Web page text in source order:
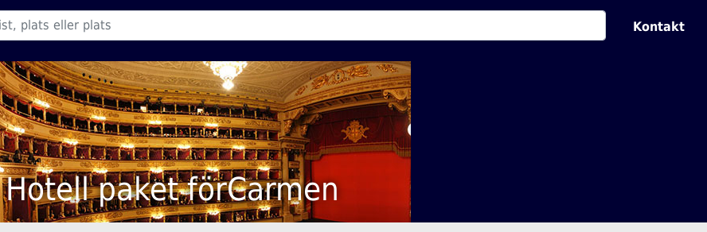
Kontakt
Hotell paket förCarmen